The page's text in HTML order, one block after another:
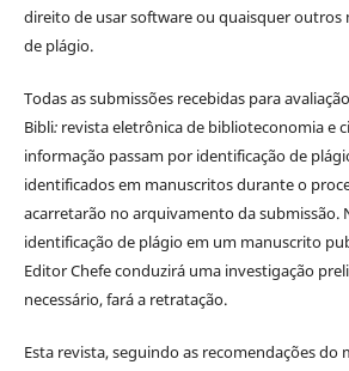
direito de usar software ou quaisquer outros
de plágio.
Todas as submissões recebidas para
Bibli: revista eletrônica de biblioteconomia e
informaçãopassam por identificação de
identificados em manuscritos durante o
acarretarão no arquivamento da submissão.
identificação de plágio em um manuscrito
Editor Chefe conduzirá uma investigação
necessário, fará a retratação.
Esta revista, seguindo as recomendações do